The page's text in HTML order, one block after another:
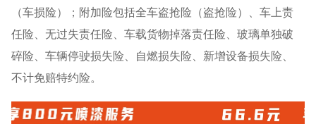
（车损险）；附加险包括全车盗抢险（盗抢险）、车上责
任险、无过失责任险、车载货物掉落责任险、玻璃单独破
碎险、车辆停驶损失险、自燃损失险、新增设备损失险、
不计免赔特约险。